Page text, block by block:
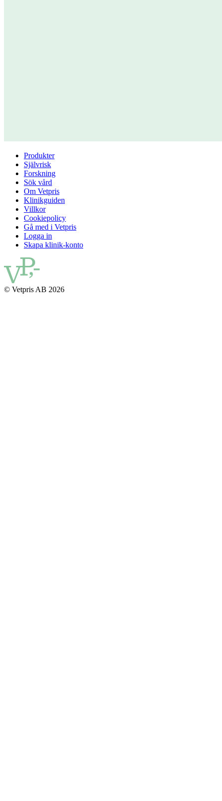
Produkter
Självrisk
Forskning
Sök vård
Om Vetpris
Klinikguiden
Villkor
Cookiepolicy
Gå med i Vetpris
Logga in
Skapa klinik-konto
© Vetpris AB 2026